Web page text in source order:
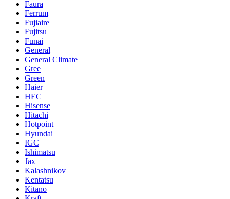
Faura
Ferrum
Fujiaire
Fujitsu
Funai
General
General Climate
Gree
Green
Haier
HEC
Hisense
Hitachi
Hotpoint
Hyundai
IGC
Ishimatsu
Jax
Kalashnikov
Kentatsu
Kitano